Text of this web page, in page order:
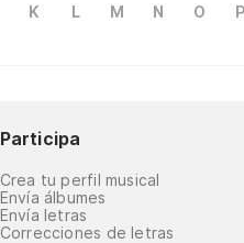
K L M N O P
Participa
Crea tu perfil musical
Envía álbumes
Envía letras
Correcciones de letras